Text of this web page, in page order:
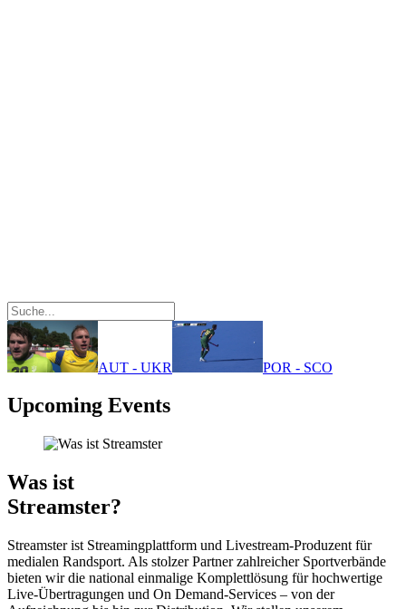
AUT - UKR POR - SCO
Upcoming Events
Was ist
Streamster?
Streamster ist Streamingplattform und Livestream-Produzent für
medialen Randsport. Als stolzer Partner zahlreicher Sportverbände
bieten wir die national einmalige Komplettlösung für hochwertige
Live-Übertragungen und On Demand-Services – von der